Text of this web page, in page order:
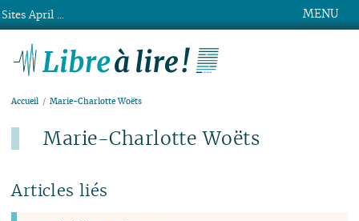
MENU
Accueil Marie-Charlotte Woëts
Marie-Charlotte Woëts
Articles liés
Sites April ...